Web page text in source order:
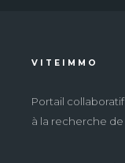
VITEIMMO
Portail
à la recherche